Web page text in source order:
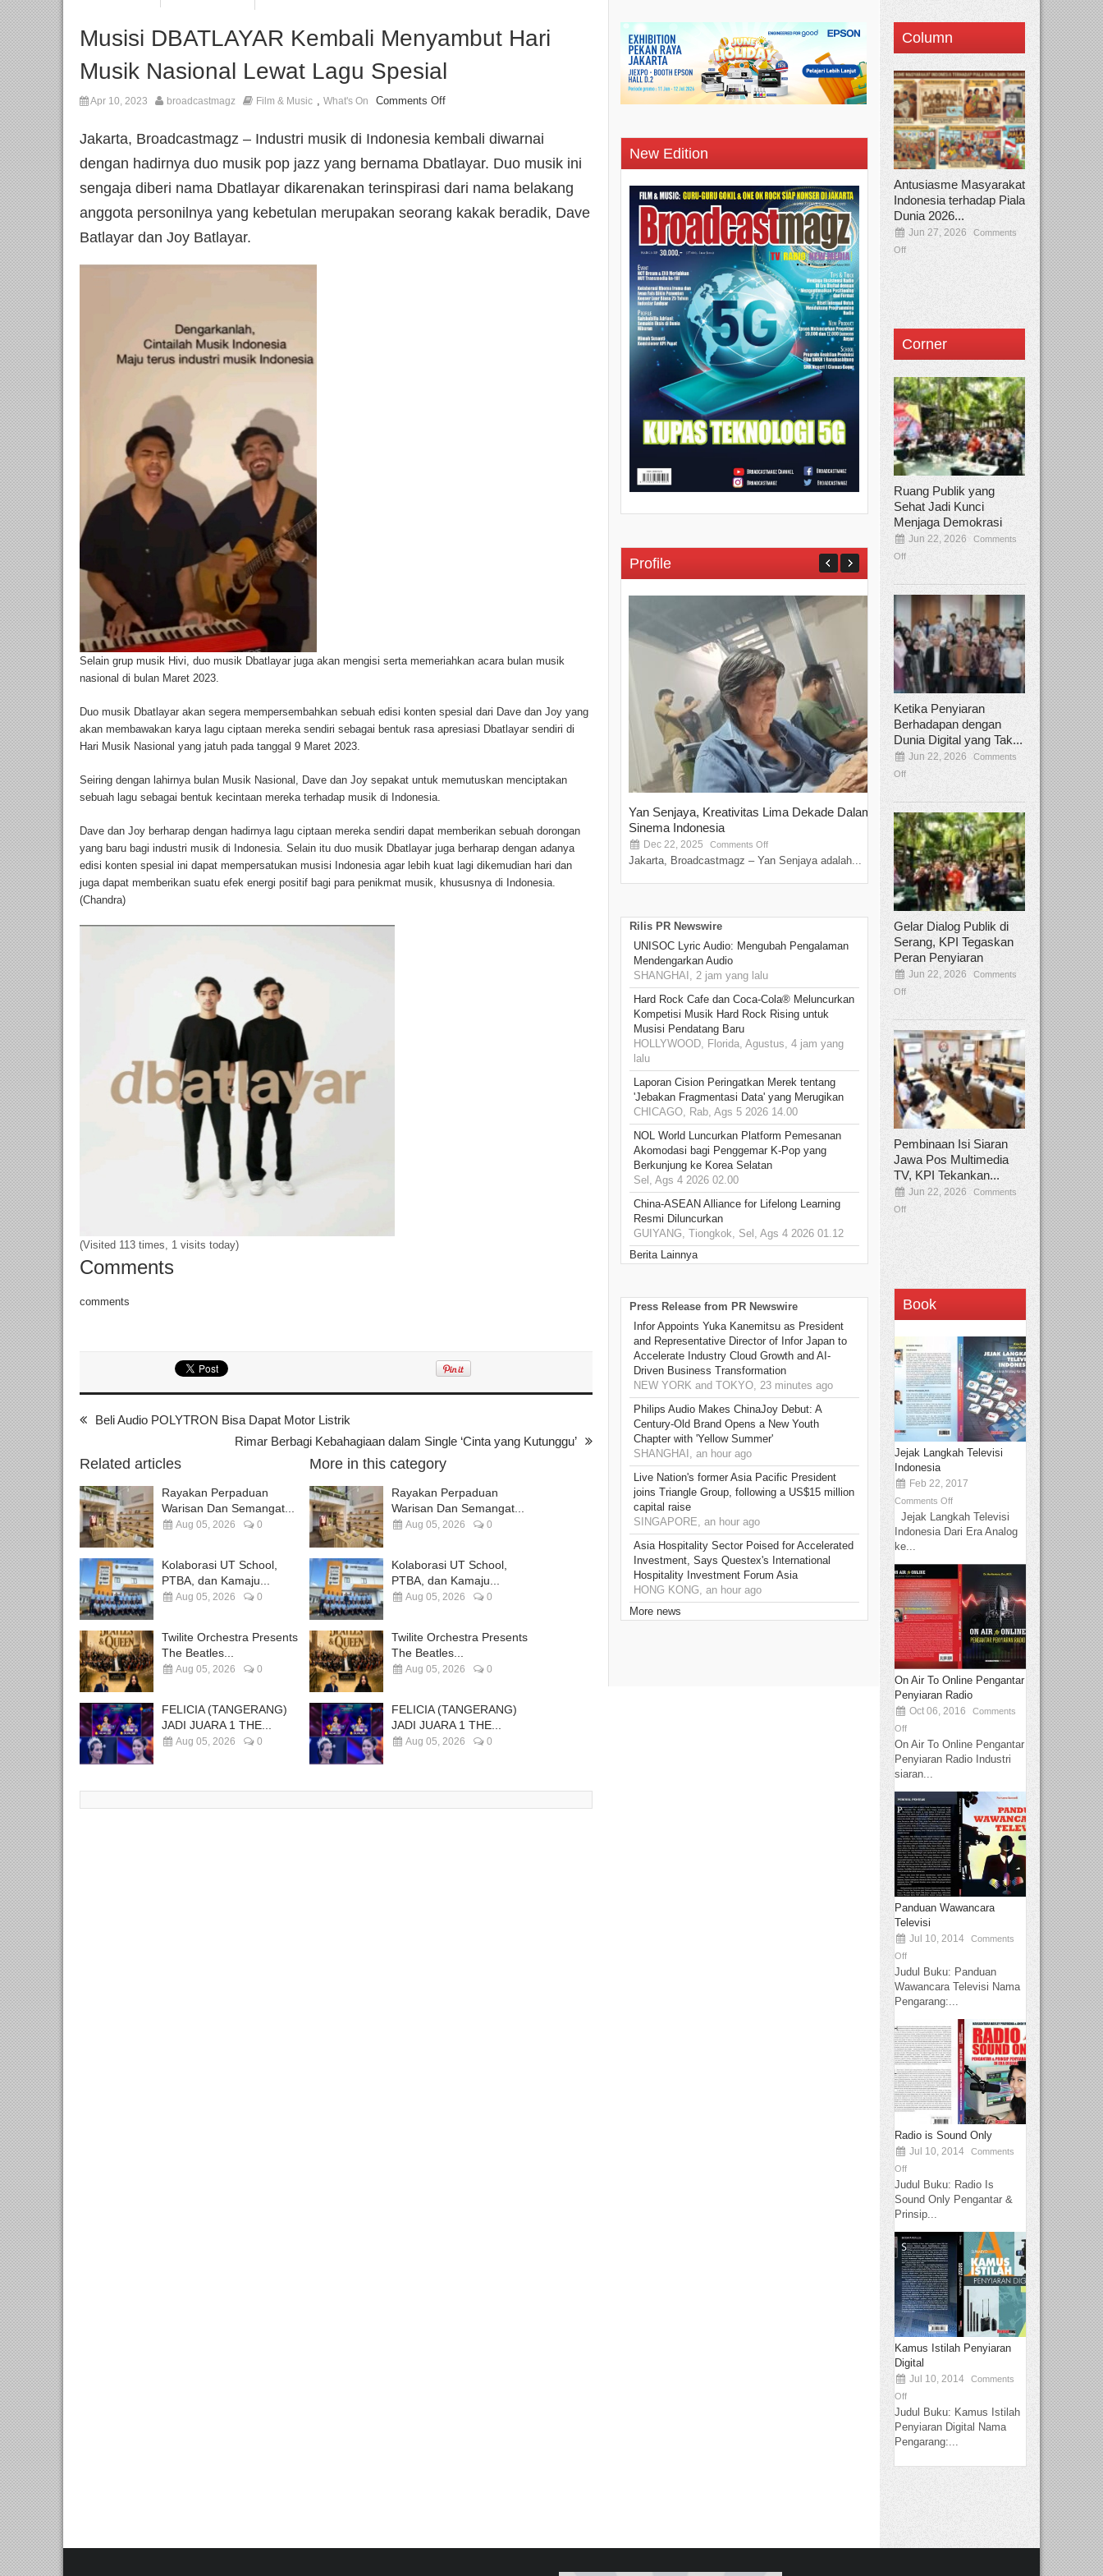
Musisi DBATLAYAR Kembali Menyambut Hari
Musik Nasional Lewat Lagu Spesial
Apr 10, 2023 broadcastmagz Film & Music , What's On Comments Off
Jakarta, Broadcastmagz – Industri musik di Indonesia kembali diwarnai
dengan hadirnya duo musik pop jazz yang bernama Dbatlayar. Duo musik ini
sengaja diberi nama Dbatlayar dikarenakan terinspirasi dari nama belakang
anggota personilnya yang kebetulan merupakan seorang kakak beradik, Dave
Batlayar dan Joy Batlayar.
Selain grup musik Hivi, duo musik Dbatlayar juga akan mengisi serta memeriahkan acara bulan musik
nasional di bulan Maret 2023.
Duo musik Dbatlayar akan segera mempersembahkan sebuah edisi konten spesial dari Dave dan Joy yang
akan membawakan karya lagu ciptaan mereka sendiri sebagai bentuk rasa apresiasi Dbatlayar sendiri di
Hari Musik Nasional yang jatuh pada tanggal 9 Maret 2023.
Seiring dengan lahirnya bulan Musik Nasional, Dave dan Joy sepakat untuk memutuskan menciptakan
sebuah lagu sebagai bentuk kecintaan mereka terhadap musik di Indonesia.
Dave dan Joy berharap dengan hadirnya lagu ciptaan mereka sendiri dapat memberikan sebuah dorongan
yang baru bagi industri musik di Indonesia. Selain itu duo musik Dbatlayar juga berharap dengan adanya
edisi konten spesial ini dapat mempersatukan musisi Indonesia agar lebih kuat lagi dikemudian hari dan
juga dapat memberikan suatu efek energi positif bagi para penikmat musik, khususnya di Indonesia.
(Chandra)
(Visited 113 times, 1 visits today)
Comments
comments
Beli Audio POLYTRON Bisa Dapat Motor Listrik
Rimar Berbagi Kebahagiaan dalam Single ‘Cinta yang Kutunggu’
Related articles
Rayakan Perpaduan
Warisan Dan Semangat...
Aug 05, 2026 0
Kolaborasi UT School,
PTBA, dan Kamaju...
Aug 05, 2026 0
Twilite Orchestra Presents
The Beatles...
Aug 05, 2026 0
FELICIA (TANGERANG)
JADI JUARA 1 THE...
Aug 05, 2026 0
More in this category
Rayakan Perpaduan
Warisan Dan Semangat...
Aug 05, 2026 0
Kolaborasi UT School,
PTBA, dan Kamaju...
Aug 05, 2026 0
Twilite Orchestra Presents
The Beatles...
Aug 05, 2026 0
FELICIA (TANGERANG)
JADI JUARA 1 THE...
Aug 05, 2026 0
New Edition
Profile
Yan Senjaya, Kreativitas Lima Dekade Dalam
Sinema Indonesia
Dec 22, 2025 Comments Off
Jakarta, Broadcastmagz – Yan Senjaya adalah...
Tamee Irelly Menjadi Juri Open
Film Terbaru...
Sep 08, 2025 Comments Off
Bekasi, Broadcastmagz – Dalam upaya
talenta...
Rilis PR Newswire
UNISOC Lyric Audio: Mengubah Pengalaman
Mendengarkan Audio
SHANGHAI, 2 jam yang lalu
Hard Rock Cafe dan Coca-Cola® Meluncurkan
Kompetisi Musik Hard Rock Rising untuk
Musisi Pendatang Baru
HOLLYWOOD, Florida, Agustus, 4 jam yang
lalu
Laporan Cision Peringatkan Merek tentang
'Jebakan Fragmentasi Data' yang Merugikan
CHICAGO, Rab, Ags 5 2026 14.00
NOL World Luncurkan Platform Pemesanan
Akomodasi bagi Penggemar K-Pop yang
Berkunjung ke Korea Selatan
Sel, Ags 4 2026 02.00
China-ASEAN Alliance for Lifelong Learning
Resmi Diluncurkan
GUIYANG, Tiongkok, Sel, Ags 4 2026 01.12
Berita Lainnya
Press Release from PR Newswire
Infor Appoints Yuka Kanemitsu as President
and Representative Director of Infor Japan to
Accelerate Industry Cloud Growth and AI-
Driven Business Transformation
NEW YORK and TOKYO, 23 minutes ago
Philips Audio Makes ChinaJoy Debut: A
Century-Old Brand Opens a New Youth
Chapter with 'Yellow Summer'
SHANGHAI, an hour ago
Live Nation's former Asia Pacific President
joins Triangle Group, following a US$15 million
capital raise
SINGAPORE, an hour ago
Asia Hospitality Sector Poised for Accelerated
Investment, Says Questex's International
Hospitality Investment Forum Asia
HONG KONG, an hour ago
More news
Column
Antusiasme Masyarakat
Indonesia terhadap Piala
Dunia 2026...
Jun 27, 2026
Comments
Off
Corner
Ruang Publik yang
Sehat Jadi Kunci
Menjaga Demokrasi
Jun 22, 2026
Comments
Off
Ketika Penyiaran
Berhadapan dengan
Dunia Digital yang Tak...
Jun 22, 2026
Comments
Off
Gelar Dialog Publik di
Serang, KPI Tegaskan
Peran Penyiaran
Jun 22, 2026
Comments
Off
Pembinaan Isi Siaran
Jawa Pos Multimedia
TV, KPI Tekankan...
Jun 22, 2026
Comments
Off
Book
Jejak Langkah Televisi
Indonesia
Feb 22, 2017
Comments Off
Jejak Langkah Televisi
Indonesia Dari Era Analog
ke...
On Air To Online Pengantar
Penyiaran Radio
Oct 06, 2016
Comments
Off
On Air To Online Pengantar
Penyiaran Radio Industri
siaran...
Panduan Wawancara
Televisi
Jul 10, 2014
Comments
Off
Judul Buku: Panduan
Wawancara Televisi Nama
Pengarang:...
Radio is Sound Only
Jul 10, 2014
Comments
Off
Judul Buku: Radio Is
Sound Only Pengantar &
Prinsip...
Kamus Istilah Penyiaran
Digital
Jul 10, 2014
Comments
Off
Judul Buku: Kamus Istilah
Penyiaran Digital Nama
Pengarang:...